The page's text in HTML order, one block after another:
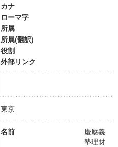
カナ
ローマ字
所属
所属(翻訳)
役割
外部リンク
東京
名前
慶應義
塾理財